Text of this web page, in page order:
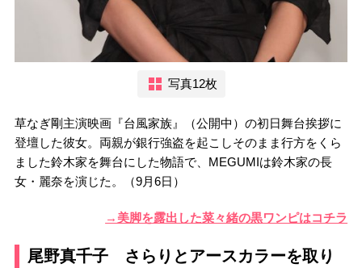
写真12枚
草なぎ剛主演映画『台風家族』（公開中）の初日舞台挨拶に
登壇した彼女。両親が銀行強盗を起こしそのまま行方をくら
ました鈴木家を舞台にした物語で、MEGUMIは鈴木家の長
女・麗奈を演じた。（9月6日）
→美脚を露出した菜々緒の黒ワンピはコチラ
尾野真千子 さらりとアースカラーを取り